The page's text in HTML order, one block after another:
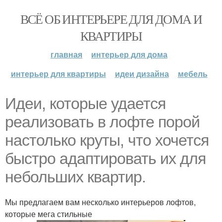
ВСЁ ОБ ИНТЕРЬЕРЕ ДЛЯ ДОМА И
КВАРТИРЫ
главная
интерьер для дома
интерьер для квартиры
идеи дизайна мебель
Идеи, которые удается
реализовать в лофте порой
настолько круты, что хочется
быстро адаптировать их для
небольших квартир.
Мы предлагаем вам несколько интерьеров лофтов,
которые мега стильные